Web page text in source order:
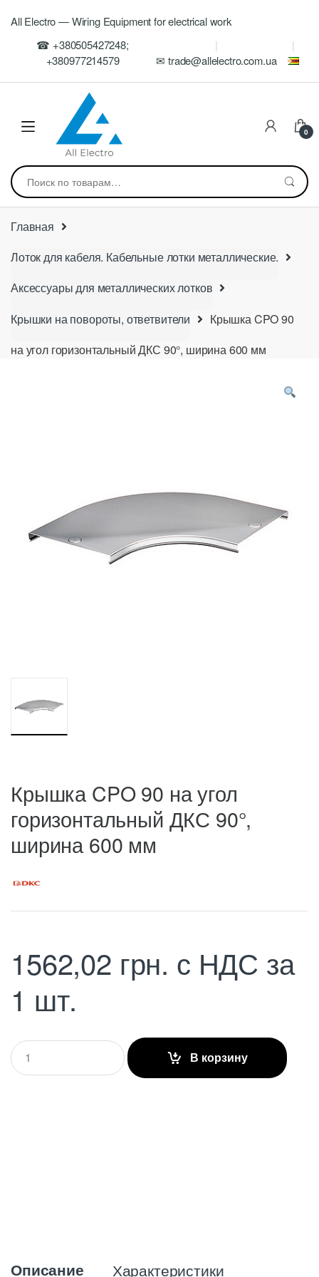
navigation
All Electro — Wiring Equipment for electrical work
☎ +380505427248;
+380977214579
✉ trade@allelectro.com.ua
0
Искать:
Главная
Лоток для кабеля. Кабельные лотки металлические.
Аксессуары для металлических лотков
Крышки на повороты, ответвители
Крышка CPO 90
на угол горизонтальный ДКС 90°, ширина 600 мм
Крышка CPO 90 на угол
горизонтальный ДКС 90°,
ширина 600 мм
1562,02 грн. с НДС за
1 шт.
Q
u
a
В корзину
Описание Характеристики